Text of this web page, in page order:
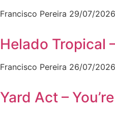
Francisco Pereira 29/07/2026
Helado Tropical
Francisco Pereira 26/07/2026
Yard Act –